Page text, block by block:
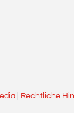
Rechtliche